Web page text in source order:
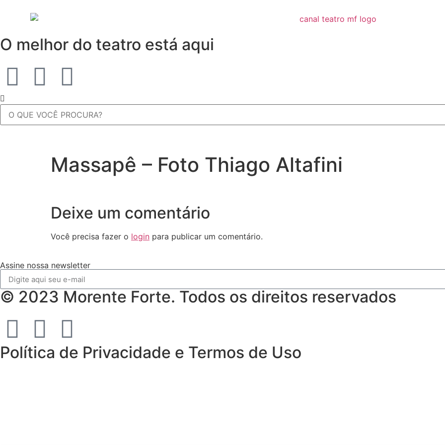
O melhor do teatro está aqui
Massapê – Foto Thiago Altafini
Deixe um comentário
Você precisa fazer o login para publicar um comentário.
Assine nossa newsletter
© 2023 Morente Forte. Todos os direitos reservados
Política de Privacidade e Termos de Uso